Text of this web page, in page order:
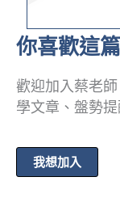
你喜歡這
歡迎加入蔡老
學文章、盤勢提
我想加入